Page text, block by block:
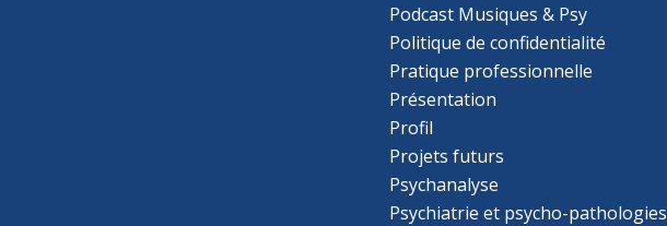
Podcast Musiques & Psy
Politique de confidentialité
Pratique professionnelle
Présentation
Profil
Projets futurs
Psychanalyse
Psychiatrie et psycho-pathologies